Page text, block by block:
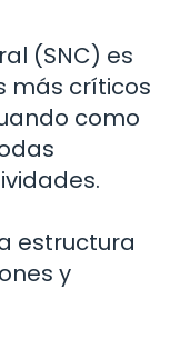
(SNC) es
más críticos
como
estructura
y